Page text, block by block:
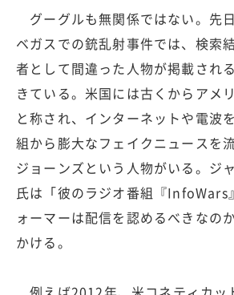
グーグルも無関係ではない。先
ベガスでの銃乱射事件では、検索
者として間違った人物が掲載され
きている。米国には古くからアメ
と称され、インターネットや電波
組から膨大なフェイクニュースを
ジョーンズという人物がいる。ジ
氏は「彼のラジオ番組『InfoWars
ォーマーは配信を認めるべきなの
かける。